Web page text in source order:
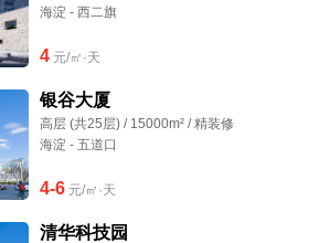
海淀 - 西二旗
4元/㎡·天
银谷大厦
高层 (共25层) / 15000m² / 精装修
海淀 - 五道口
4-6元/㎡·天
清华科技园